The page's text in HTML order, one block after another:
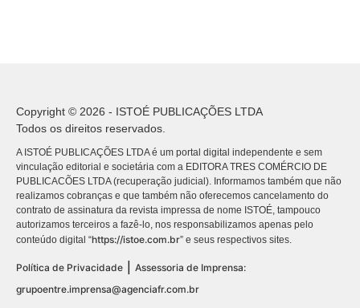
Copyright © 2026 - ISTOÉ PUBLICAÇÕES LTDA
Todos os direitos reservados.
A ISTOÉ PUBLICAÇÕES LTDA é um portal digital independente e sem
vinculação editorial e societária com a EDITORA TRES COMÉRCIO DE
PUBLICACÕES LTDA (recuperação judicial). Informamos também que não
realizamos cobranças e que também não oferecemos cancelamento do
contrato de assinatura da revista impressa de nome ISTOÉ, tampouco
autorizamos terceiros a fazê-lo, nos responsabilizamos apenas pelo
conteúdo digital “https://istoe.com.br” e seus respectivos sites.
Política de Privacidade
Assessoria de Imprensa:
grupoentre.imprensa@agenciafr.com.br